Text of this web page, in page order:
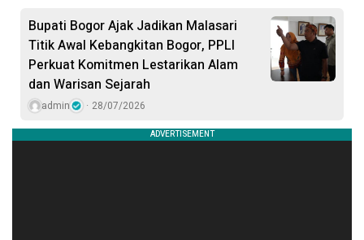
Bupati Bogor Ajak Jadikan Malasari
Titik Awal Kebangkitan Bogor, PPLI
Perkuat Komitmen Lestarikan Alam
dan Warisan Sejarah
admin 28/07/2026